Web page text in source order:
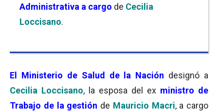
Administrativa a cargo de Cecilia
Loccisano.
El Ministerio de Salud de la Nación designó a
Cecilia Loccisano, la esposa del ex ministro de
Trabajo de la gestión de Mauricio Macri, a cargo